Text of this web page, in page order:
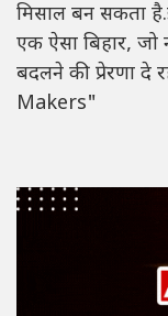
मिसाल बन सकता
एक ऐसा बिहार,
बदलने की प्रेरणा दे
Makers"